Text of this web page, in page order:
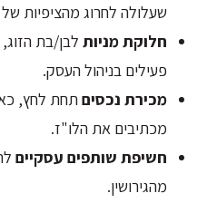
שעלולה לחרוג מהציפיות
חלוקת מניות לבן/בת
פעילים בניהול העסק.
מכירת נכסים תחת לחץ,
מכתיבים את הלו"ז.
חשיפת שותפים עסקיים
מהגירושין.